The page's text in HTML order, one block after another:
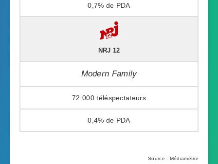
0,7%
NRJ 12
Modern Family
72 000
0,4%
Source : Médiamétrie